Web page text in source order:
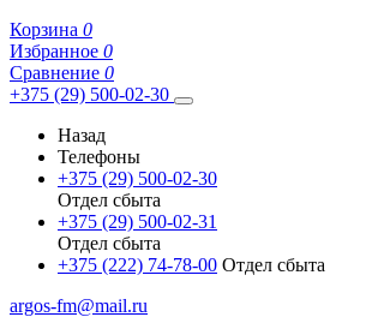
Корзина 0
Избранное 0
Сравнение 0
+375 (29) 500-02-30
Назад
Телефоны
+375 (29) 500-02-30
Отдел сбыта
+375 (29) 500-02-31
Отдел сбыта
+375 (222) 74-78-00 Отдел сбыта
argos-fm@mail.ru